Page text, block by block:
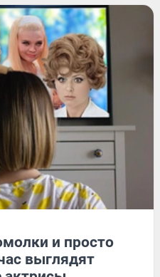
и просто
выглядят